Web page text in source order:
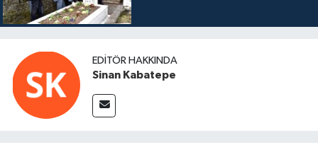
EDITÖR HAKKINDA
Sinan Kabatepe